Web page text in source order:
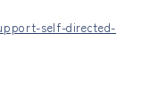
self-directed-